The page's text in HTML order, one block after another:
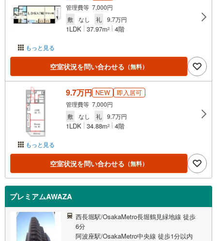
もっと見る
管理費等 7,000円
敷
なし 礼 9.7万円
1LDK 37.97m2 4階
空室状況を問い合わせる （無料）
もっと見る
9.7万円 NEW 即入居可
管理費等 7,000円
敷
なし 礼 9.7万円
1LDK 34.88m2 4階
空室状況を問い合わせる （無料）
プレミアムAWAZA
西長堀駅/OsakaMetro長堀鶴見緑地線 徒歩
6分
阿波座駅/OsakaMetro中央線 徒歩1分以内